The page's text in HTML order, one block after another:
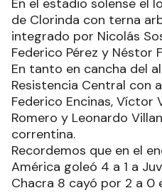
En el estadio solense el
de Clorinda con terna
integrado por Nicolás
Federico Pérez y Néstor
En tanto en cancha del
Resistencia Central con
Federico Encinas, Víctor
Romero y Leonardo
correntina.
Recordemos que en el
América goleó 4 a 1 a
Chacra 8 cayó por 2 a 0